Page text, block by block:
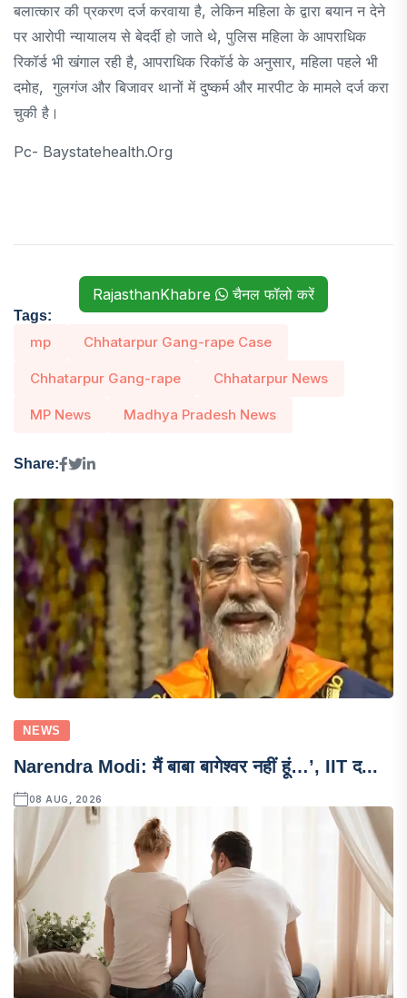
बलात्कार की प्रकरण दर्ज करवाया है, लेकिन महिला के द्वारा बयान न देने
पर आरोपी न्यायालय से बेदर्दी हो जाते थे, पुलिस महिला के आपराधिक
रिकॉर्ड भी खंगाल रही है, आपराधिक रिकॉर्ड के अनुसार, महिला पहले भी
दमोह, गुलगंज और बिजावर थानों में दुष्कर्म और मारपीट के मामले दर्ज करा
चुकी है।
Pc- Baystatehealth.org
RajasthanKhabre चैनल फॉलो करें
Tags:
mp Chhatarpur Gang-rape Case
Chhatarpur Gang-rape Chhatarpur News
MP News Madhya Pradesh News
Share:
NEWS
Narendra Modi: मैं बाबा बागेश्वर नहीं हूं…’, IIT द...
08 AUG, 2026